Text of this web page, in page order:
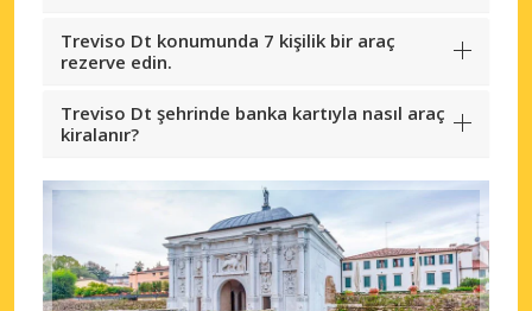
Treviso Dt konumunda 7 kişilik bir araç
rezerve edin.
Treviso Dt şehrinde banka kartıyla nasıl araç
kiralanır?